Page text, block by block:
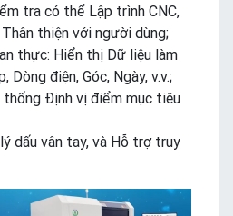
tra có thể Lập trình CNC,
Thân thiện với người dùng;
thực: Hiển thị Dữ liệu làm
Dòng điện, Góc, Ngày, v.v.;
thống Định vị điểm mục tiêu
dấu vân tay, và Hỗ trợ truy